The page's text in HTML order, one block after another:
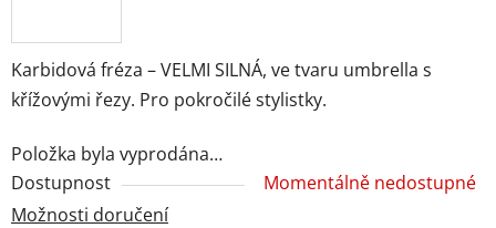
Karbidová fréza – VELMI SILNÁ, ve tvaru umbrella s
křížovými řezy. Pro pokročilé stylistky.
Položka byla vyprodána…
Dostupnost
Momentálně nedostupné
Možnosti doručení